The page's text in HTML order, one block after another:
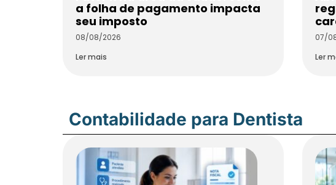
a folha de pagamento impacta
seu imposto
08/08/2026
Ler mais
07/
Ler
Contabilidade para Dentista